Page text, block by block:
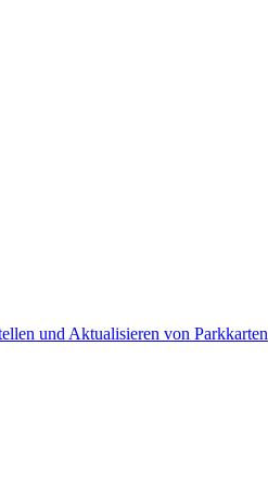
und Aktualisieren von Parkkarten